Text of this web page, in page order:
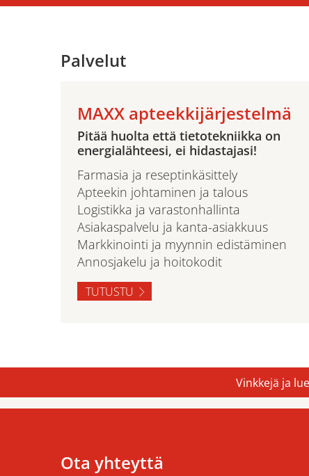
Palvelut
MAXX apteekkijärjestelmä
Pitää huolta että tietotekniikka on
energialähteesi, ei hidastajasi!
Farmasia ja reseptinkäsittely
Apteekin johtaminen ja talous
Logistikka ja varastonhallinta
Asiakaspalvelu ja kanta-asiakkuus
Markkinointi ja myynnin edistäminen
Annosjakelu ja hoitokodit
TUTUSTU
Vinkkejä ja
Ota yhteyttä